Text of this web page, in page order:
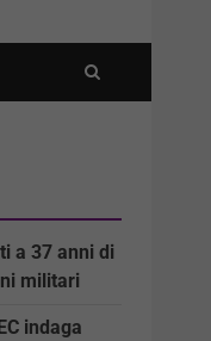
a 37 anni di
militari
indaga